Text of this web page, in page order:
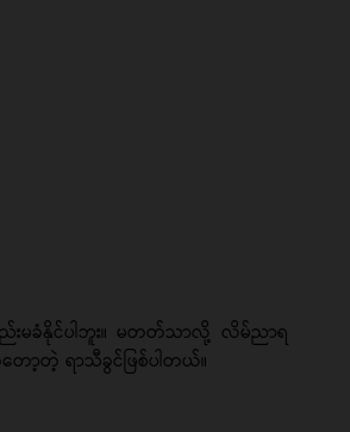
မခံနိုင်ပါဘူး။ မတတ်သာလို့ လိမ်ညာရ
ာ့တဲ့ ရာသီခွင်ဖြစ်ပါတယ်။